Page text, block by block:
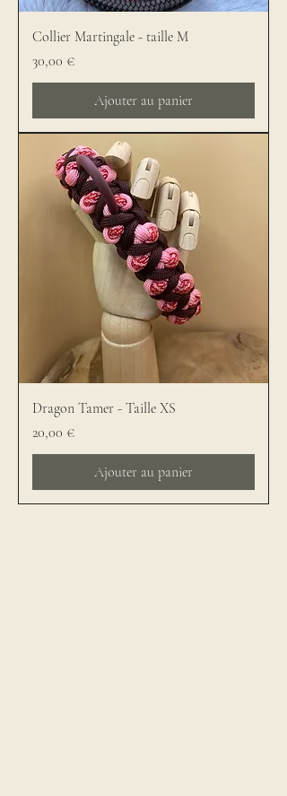
Collier Martingale - taille M
Prix
30,00 €
Ajouter au panier
Dragon Tamer - Taille XS
Prix
20,00 €
Ajouter au panier